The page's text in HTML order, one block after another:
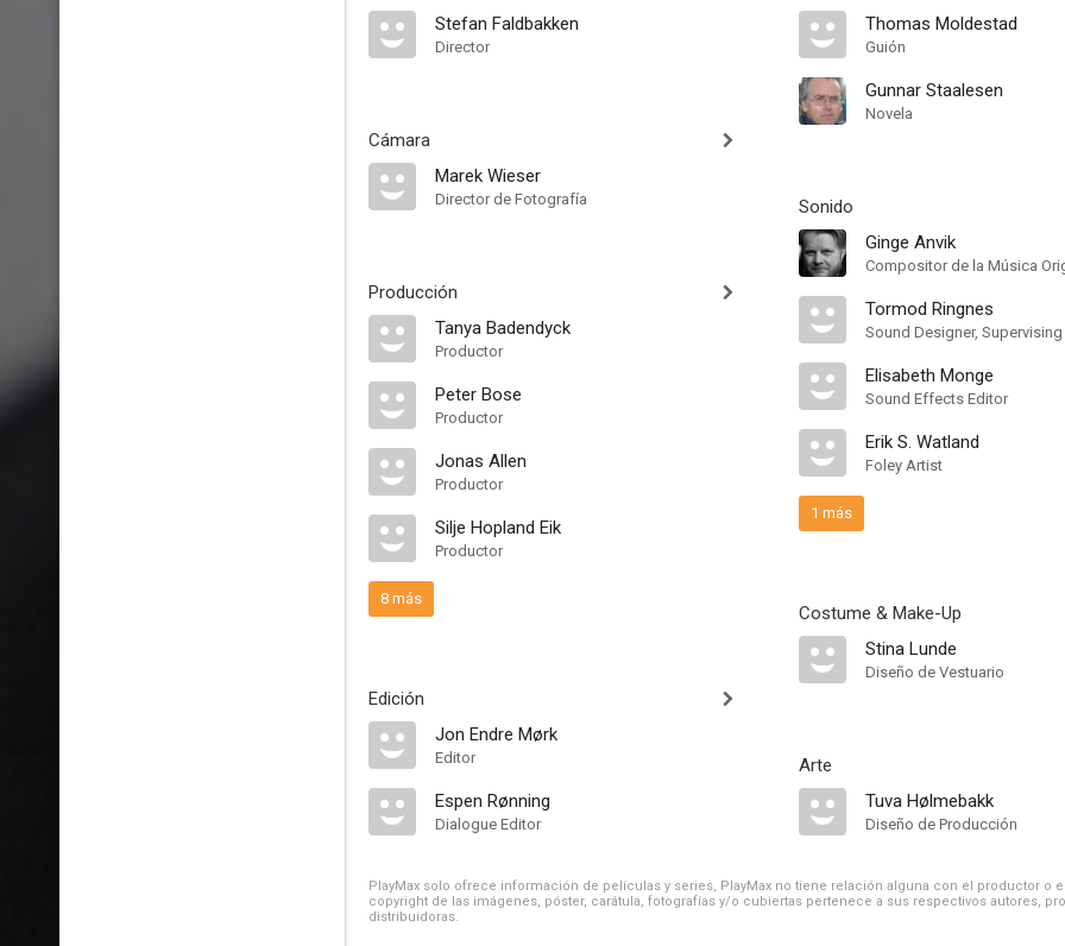
Stefan Faldbakken
Director
Cámara
Marek Wieser
Director de Fotografía
Producción
Tanya Badendyck
Productor
Peter Bose
Productor
Jonas Allen
Productor
Silje Hopland Eik
Productor
8 más
Edición
Jon Endre Mørk
Editor
Espen Rønning
Dialogue Editor
Thomas Moldestad
Guión
Gunnar Staalesen
Novela
Sonido
Ginge Anvik
Compositor de la Música
Tormod Ringnes
Elisabeth Monge
Sound Effects Editor
Erik S. Watland
Foley Artist
1 más
Costume & Make-Up
Stina Lunde
Diseño de Vestuario
Arte
Tuva Hølmebakk
Diseño de Producción
PlayMax solo ofrece información de películas y series, PlayMax no tiene relación alguna con el productor o
copyright de las imágenes, póster, carátula, fotografías y/o cubiertas pertenece a sus respectivos autores,
distribuidoras.